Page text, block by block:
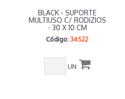
BLACK - SUPORTE
MULTIUSO C/ RODIZIOS
- 30 X 10 CM
Código:34522
UN